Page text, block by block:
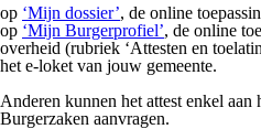
op ‘Mijn dossier’, de online
op ‘Mijn Burgerprofiel’, de online
overheid (rubriek ‘Attesten en
het e-loket van jouw gemeente.
Anderen kunnen het attest enkel aan
Burgerzaken aanvragen.